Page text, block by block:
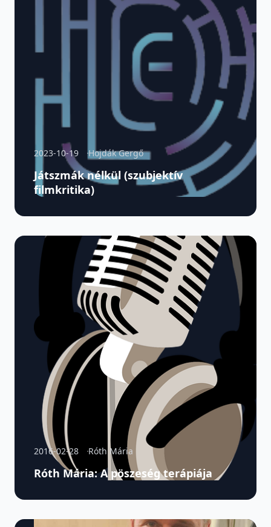
2023-10-19 Hojdák Gergő
Játszmák nélkül (szubjektív
filmkritika)
2016-02-28 Róth Mária
Róth Mária: A pöszeség terápiája